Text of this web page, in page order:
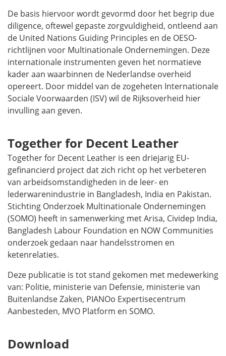
De basis hiervoor wordt gevormd door het begrip due
diligence, oftewel gepaste zorgvuldigheid, ontleend aan
de United Nations Guiding Principles en de OESO-
richtlijnen voor Multinationale Ondernemingen. Deze
internationale instrumenten geven het normatieve
kader aan waarbinnen de Nederlandse overheid
opereert. Door middel van de zogeheten Internationale
Sociale Voorwaarden (ISV) wil de Rijksoverheid hier
invulling aan geven.
Together for Decent Leather
Together for Decent Leather is een driejarig EU-
gefinancierd project dat zich richt op het verbeteren
van arbeidsomstandigheden in de leer- en
lederwarenindustrie in Bangladesh, India en Pakistan.
Stichting Onderzoek Multinationale Ondernemingen
(SOMO) heeft in samenwerking met Arisa, Cividep India,
Bangladesh Labour Foundation en NOW Communities
onderzoek gedaan naar handelsstromen en
ketenrelaties.
Deze publicatie is tot stand gekomen met medewerking
van: Politie, ministerie van Defensie, ministerie van
Buitenlandse Zaken, PIANOo Expertisecentrum
Aanbesteden, MVO Platform en SOMO.
Download